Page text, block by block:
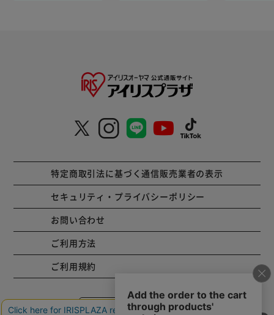
特定商取引法に基づく通信販売業者の表示
セキュリティ・プライバシーポリシー
お問い合わせ
ご利用方法
ご利用規約
コーポレートサイト